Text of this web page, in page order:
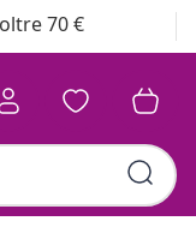
70 €